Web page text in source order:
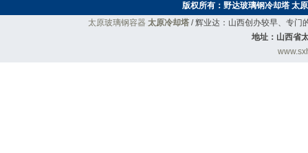
版权所有： 野达玻璃钢冷却塔 太
太原玻璃钢容器 太原冷却塔 / 辉业达：山西创办较早、专门
地址：山西省